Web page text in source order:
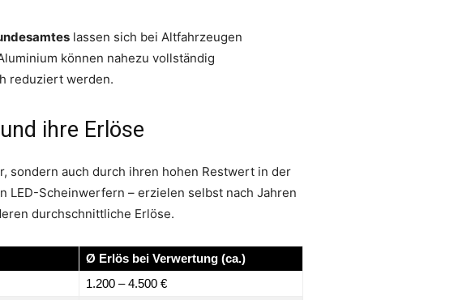
lassen sich bei Altfahrzeugen
können nahezu vollständig
reduziert werden.
ihre Erlöse
sondern auch durch ihren hohen Restwert in der
LED-Scheinwerfern – erzielen selbst nach Jahren
durchschnittliche Erlöse.
Ø Erlös bei Verwertung (ca.)
1.200 – 4.500 €